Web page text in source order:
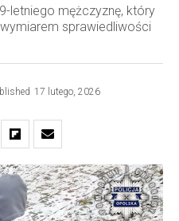
letniego mężczyznę, który
sprawiedliwości
17 lutego, 2026